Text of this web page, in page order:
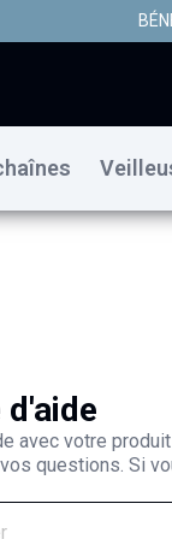
d'aide
avec votre
questions. Si